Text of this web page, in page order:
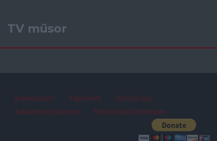
TV műsor
Impresszum Kapcsolat
Szerzői jog
Adatvédelmi irányelv
Felhasználói feltételek